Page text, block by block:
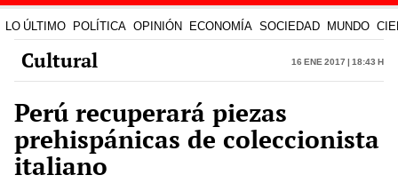
LO ÚLTIMO POLÍTICA OPINIÓN ECONOMÍA SOCIEDAD MUNDO
Cultural 16 Ene 2017 | 18:43 h
Perú recuperará piezas
prehispánicas de coleccionista
italiano